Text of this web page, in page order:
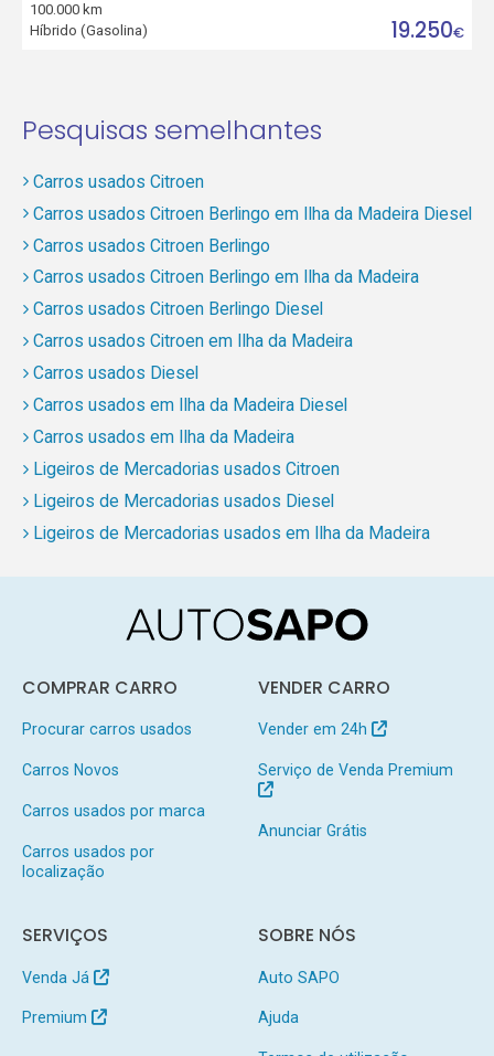
100.000 km
Híbrido (Gasolina)
19.250€
Pesquisas semelhantes
Carros usados Citroen
Carros usados Citroen Berlingo em Ilha da Madeira Diesel
Carros usados Citroen Berlingo
Carros usados Citroen Berlingo em Ilha da Madeira
Carros usados Citroen Berlingo Diesel
Carros usados Citroen em Ilha da Madeira
Carros usados Diesel
Carros usados em Ilha da Madeira Diesel
Carros usados em Ilha da Madeira
Ligeiros de Mercadorias usados Citroen
Ligeiros de Mercadorias usados Diesel
Ligeiros de Mercadorias usados em Ilha da Madeira
COMPRAR CARRO
Procurar carros usados
Carros Novos
Carros usados por marca
Carros usados por
localização
VENDER CARRO
Vender em 24h
Serviço de Venda Premium
Anunciar Grátis
SERVIÇOS
Venda Já
Premium
SOBRE NÓS
Auto SAPO
Ajuda